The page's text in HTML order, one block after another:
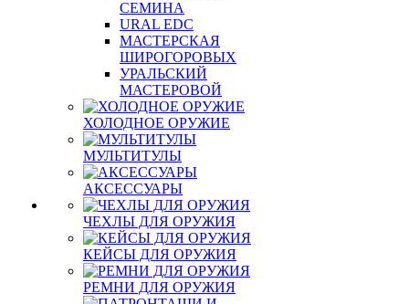
СЕМИНА
URAL EDC
МАСТЕРСКАЯ
ШИРОГОРОВЫХ
УРАЛЬСКИЙ
МАСТЕРОВОЙ
ХОЛОДНОЕ ОРУЖИЕ
МУЛЬТИТУЛЫ
АКСЕССУАРЫ
ЧЕХЛЫ ДЛЯ ОРУЖИЯ
КЕЙСЫ ДЛЯ ОРУЖИЯ
РЕМНИ ДЛЯ ОРУЖИЯ